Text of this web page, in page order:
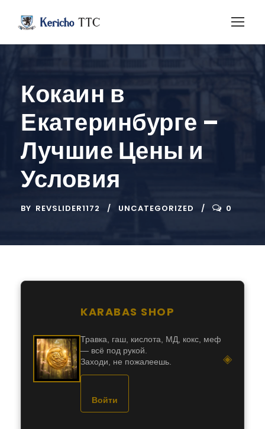
Кокаин в
Екатеринбурге –
Лучшие Цены и
Условия
BY REVSLIDER1172 UNCATEGORIZED 0
KARABAS SHOP
Травка, гаш, кислота, МД, кокс, меф
— всё под рукой.
Заходи, не пожалеешь.
Войти
◈